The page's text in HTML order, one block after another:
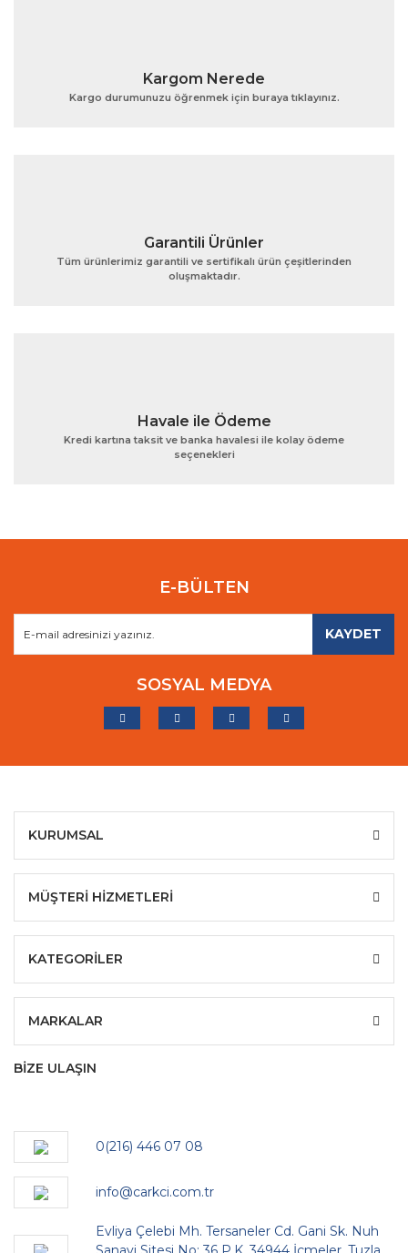
Ürün açıklamasında eksik bilgiler bulunuyor.
Gönder
Kargom Nerede
Kargo durumunuzu öğrenmek için buraya tıklayınız.
Garantili Ürünler
Tüm ürünlerimiz garantili ve sertifikalı ürün çeşitlerinden
oluşmaktadır.
Havale ile Ödeme
Kredi kartına taksit ve banka havalesi ile kolay ödeme
seçenekleri
E-BÜLTEN
KAYDET
SOSYAL MEDYA
KURUMSAL
MÜŞTERİ HİZMETLERİ
KATEGORİLER
MARKALAR
BİZE ULAŞIN
0(216) 446 07 08
info@carkci.com.tr
Evliya Çelebi Mh. Tersaneler Cd. Gani Sk. Nuh